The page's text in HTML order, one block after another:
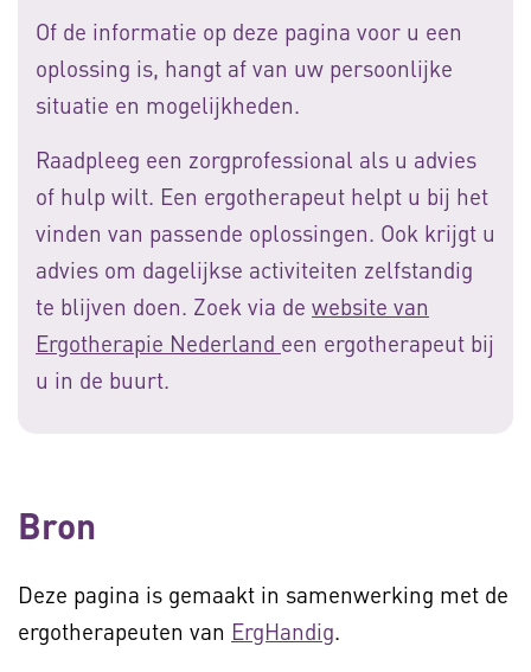
Of de informatie op deze pagina voor u een
oplossing is, hangt af van uw persoonlijke
situatie en mogelijkheden.
Raadpleeg een zorgprofessional als u advies
of hulp wilt. Een ergotherapeut helpt u bij het
vinden van passende oplossingen. Ook krijgt u
advies om dagelijkse activiteiten zelfstandig
te blijven doen. Zoek via de website van
Ergotherapie Nederland een ergotherapeut bij
u in de buurt.
Bron
Deze pagina is gemaakt in samenwerking met de
ergotherapeuten van ErgHandig.